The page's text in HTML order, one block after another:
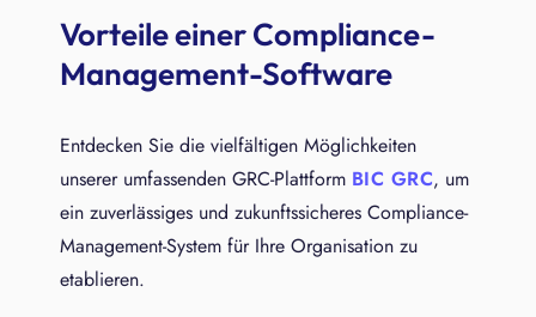
Vorteile einer Compliance-
Management-Software
Entdecken Sie die vielfältigen Möglichkeiten
unserer umfassenden GRC-Plattform BIC GRC, um
ein zuverlässiges und zukunftssicheres Compliance-
Management-System für Ihre Organisation zu
etablieren.